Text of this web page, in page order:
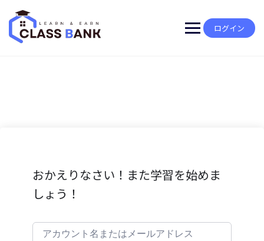
content
ログイン
おかえりなさい！また学習を始めま
しょう！